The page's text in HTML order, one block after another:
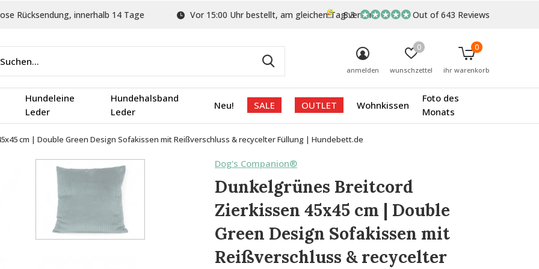
Hundeleine
Leder
Hundehalsband
Leder
Neu! SALE OUTLET Wohnkissen
Foto des
Monats
anmelden wunschzettel
0
ihr warenkorb
0
Rücksendung, innerhalb 14 Tage Vor 15:00 Uhr bestellt, am gleichen Tag versand
8.3 Out of 643 Reviews
cm | Double Green Design Sofakissen mit Reißverschluss & recycelter Füllung | Hundebett.de
Dog's Companion®
Dunkelgrünes Breitcord
Zierkissen 45x45 cm | Double
Green Design Sofakissen mit
Reißverschluss & recycelter